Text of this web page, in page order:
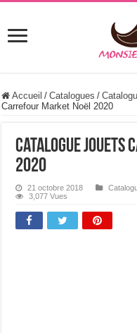
Accueil / Catalogues /
Carrefour Market Noël 2020
Catalogue Jouets
2020
21 octobre 2018
3,077 Vues